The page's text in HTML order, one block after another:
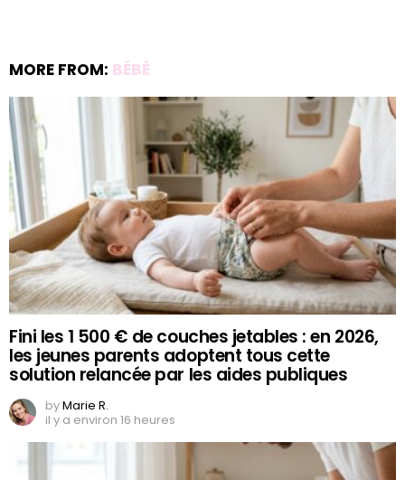
MORE FROM: BÉBÉ
Fini les 1 500 € de couches jetables : en 2026,
les jeunes parents adoptent tous cette
solution relancée par les aides publiques
byMarie R.
il y a environ 16 heures